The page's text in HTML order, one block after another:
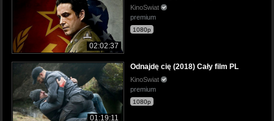
02:02:37
KinoSwiat
premium
1080p
01:19:11
Odnajdę cię (2018) Cały film PL
KinoSwiat
premium
1080p